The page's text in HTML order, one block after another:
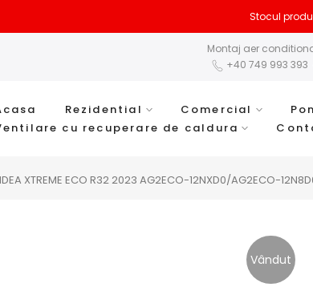
Stocul
Montaj aer
+40 749 993 393
Rezidential Comercial
cu recuperare de caldura
XTREME ECO R32 2023 AG2ECO-12NXD0/AG2ECO-
Vândut